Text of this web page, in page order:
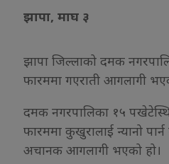
झापा, माघ ३
झापा जिल्लाको दमक
फारममा गएराती आगलागी
दमक नगरपालिका १५
फारममा कुखुरालाई न्यानो पार्न
अचानक आगलागी भएको हो।